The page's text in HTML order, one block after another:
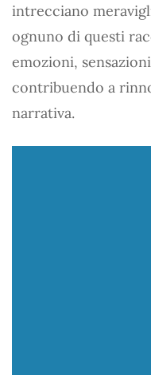
intrecciano
ognuno di questi
emozioni,
contribuendo a
narrativa.